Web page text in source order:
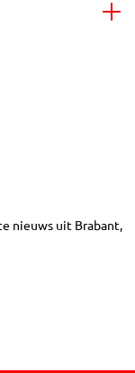
nieuws uit Brabant,